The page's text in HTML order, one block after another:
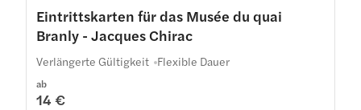
Eintrittskarten für das Musée du quai
Branly - Jacques Chirac
ab
14 €
Verlängerte Gültigkeit Flexible Dauer